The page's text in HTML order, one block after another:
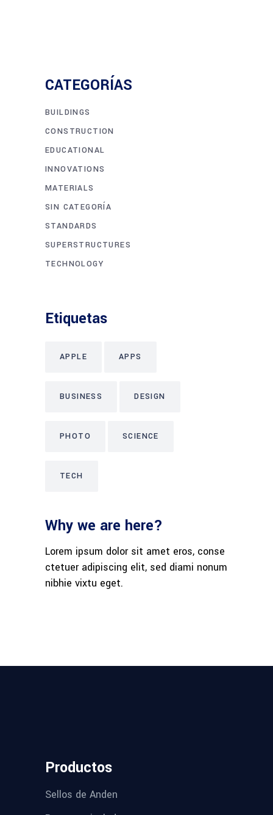
CATEGORÍAS
BUILDINGS
CONSTRUCTION
EDUCATIONAL
INNOVATIONS
MATERIALS
SIN CATEGORÍA
STANDARDS
SUPERSTRUCTURES
TECHNOLOGY
Etiquetas
APPLE APPS
BUSINESS DESIGN
PHOTO SCIENCE
TECH
Why we are here?
Lorem ipsum dolor sit amet eros, conse
ctetuer adipiscing elit, sed diami nonum
nibhie vixtu eget.
Productos
Sellos de Anden